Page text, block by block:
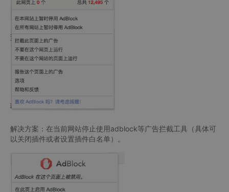
解决方案：在当前网站停止使用adblock等广告拦截工具（具体可
以关闭插件或者设置插件白名单）。